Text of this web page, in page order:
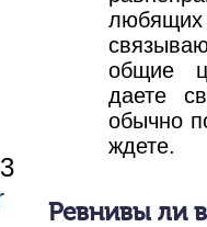
общие
даете
обычно
ждете.
Ревнивы ли